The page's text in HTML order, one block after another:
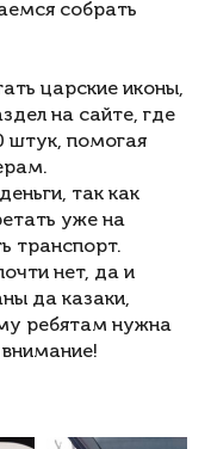
собрать
царские иконы,
на сайте, где
штук, помогая
так как
уже на
транспорт.
нет, да и
да казаки,
ребятам нужна